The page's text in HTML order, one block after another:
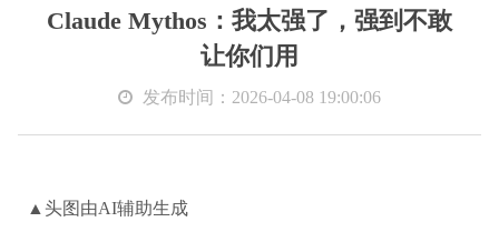
Claude Mythos：我太强了，强到不敢
让你们用
发布时间：2026-04-08 19:00:06
▲头图由AI辅助生成